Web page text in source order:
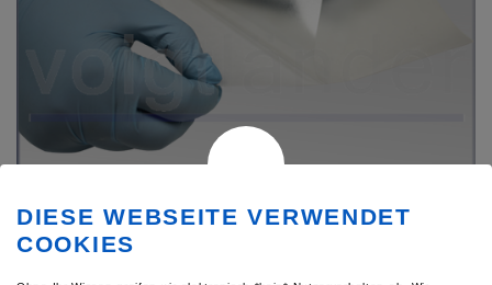
DIESE WEBSEITE VERWENDET
COOKIES